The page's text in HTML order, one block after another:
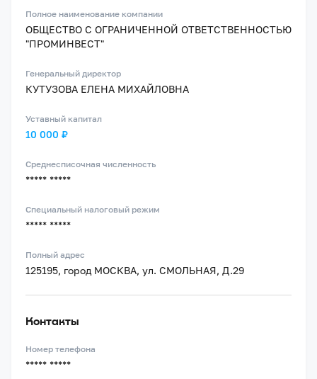
Полное наименование компании
ОБЩЕСТВО С ОГРАНИЧЕННОЙ ОТВЕТСТВЕННОСТЬЮ
"ПРОМИНВЕСТ"
Генеральный директор
КУТУЗОВА ЕЛЕНА МИХАЙЛОВНА
Уставный капитал
10 000 ₽
Среднесписочная численность
***** *****
Специальный налоговый режим
***** *****
Полный адрес
125195, город МОСКВА, ул. СМОЛЬНАЯ, Д.29
Контакты
Номер телефона
***** *****